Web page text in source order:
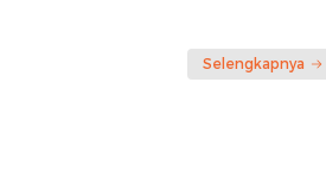
Selengkapnya